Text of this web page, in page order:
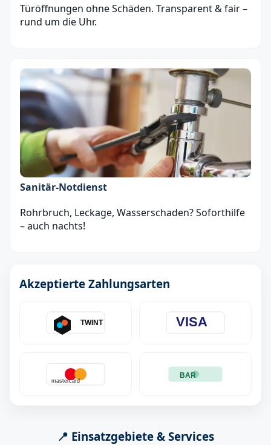
Türöffnungen ohne Schäden. Transparent & fair –
rund um die Uhr.
Sanitär‑Notdienst
Rohrbruch, Leckage, Wasserschaden? Soforthilfe
– auch nachts!
Akzeptierte Zahlungsarten
TWINT VISA
mastercard
BAR
📍 Einsatzgebiete & Services